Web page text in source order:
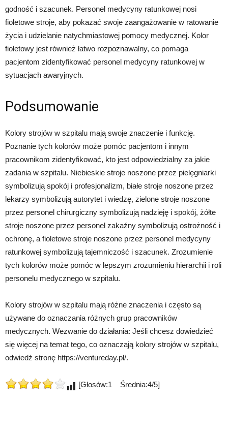
godność i szacunek. Personel medycyny ratunkowej nosi
fioletowe stroje, aby pokazać swoje zaangażowanie w ratowanie
życia i udzielanie natychmiastowej pomocy medycznej. Kolor
fioletowy jest również łatwo rozpoznawalny, co pomaga
pacjentom zidentyfikować personel medycyny ratunkowej w
sytuacjach awaryjnych.
Podsumowanie
Kolory strojów w szpitalu mają swoje znaczenie i funkcję.
Poznanie tych kolorów może pomóc pacjentom i innym
pracownikom zidentyfikować, kto jest odpowiedzialny za jakie
zadania w szpitalu. Niebieskie stroje noszone przez pielęgniarki
symbolizują spokój i profesjonalizm, białe stroje noszone przez
lekarzy symbolizują autorytet i wiedzę, zielone stroje noszone
przez personel chirurgiczny symbolizują nadzieję i spokój, żółte
stroje noszone przez personel zakaźny symbolizują ostrożność i
ochronę, a fioletowe stroje noszone przez personel medycyny
ratunkowej symbolizują tajemniczość i szacunek. Zrozumienie
tych kolorów może pomóc w lepszym zrozumieniu hierarchii i roli
personelu medycznego w szpitalu.
Kolory strojów w szpitalu mają różne znaczenia i często są
używane do oznaczania różnych grup pracowników
medycznych. Wezwanie do działania: Jeśli chcesz dowiedzieć
się więcej na temat tego, co oznaczają kolory strojów w szpitalu,
odwiedź stronę https://ventureday.pl/.
[Głosów:1 Średnia:4/5]